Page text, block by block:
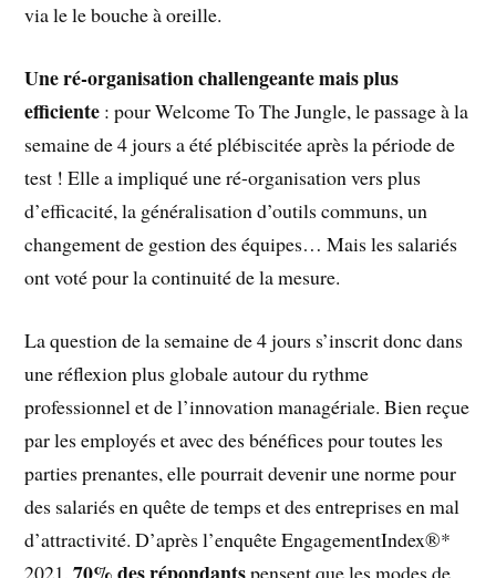
via le le bouche à oreille.
Une ré-organisation challengeante mais plus
efficiente : pour Welcome To The Jungle, le passage à la
semaine de 4 jours a été plébiscitée après la période de
test ! Elle a impliqué une ré-organisation vers plus
d’efficacité, la généralisation d’outils communs, un
changement de gestion des équipes… Mais les salariés
ont voté pour la continuité de la mesure.
La question de la semaine de 4 jours s’inscrit donc dans
une réflexion plus globale autour du rythme
professionnel et de l’innovation managériale. Bien reçue
par les employés et avec des bénéfices pour toutes les
parties prenantes, elle pourrait devenir une norme pour
des salariés en quête de temps et des entreprises en mal
d’attractivité. D’après l’enquête EngagementIndex®*
2021,70% des répondantspensent que les modes de